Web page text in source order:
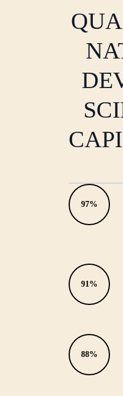
ET PLUS
chute a
97%
91%
88%